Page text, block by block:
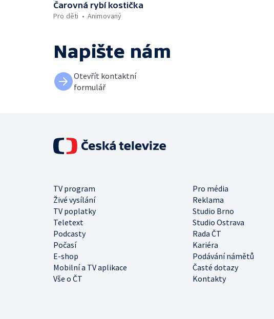
Čarovná rybí kostička
Pro děti
Animovaný
Napište nám
Otevřít kontaktní
formulář
TV program
Pro média
Živé vysílání
Reklama
TV poplatky
Studio Brno
Teletext
Studio Ostrava
Podcasty
Rada ČT
Počasí
Kariéra
E-shop
Podávání námětů
Mobilní a TV aplikace
Časté dotazy
Vše o ČT
Kontakty